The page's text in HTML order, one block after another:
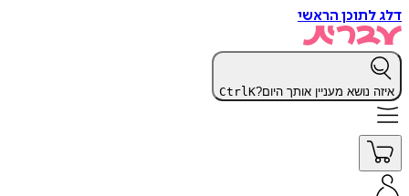
לתוכן הראשי
נושא מעניין אותך היום? CtrlK